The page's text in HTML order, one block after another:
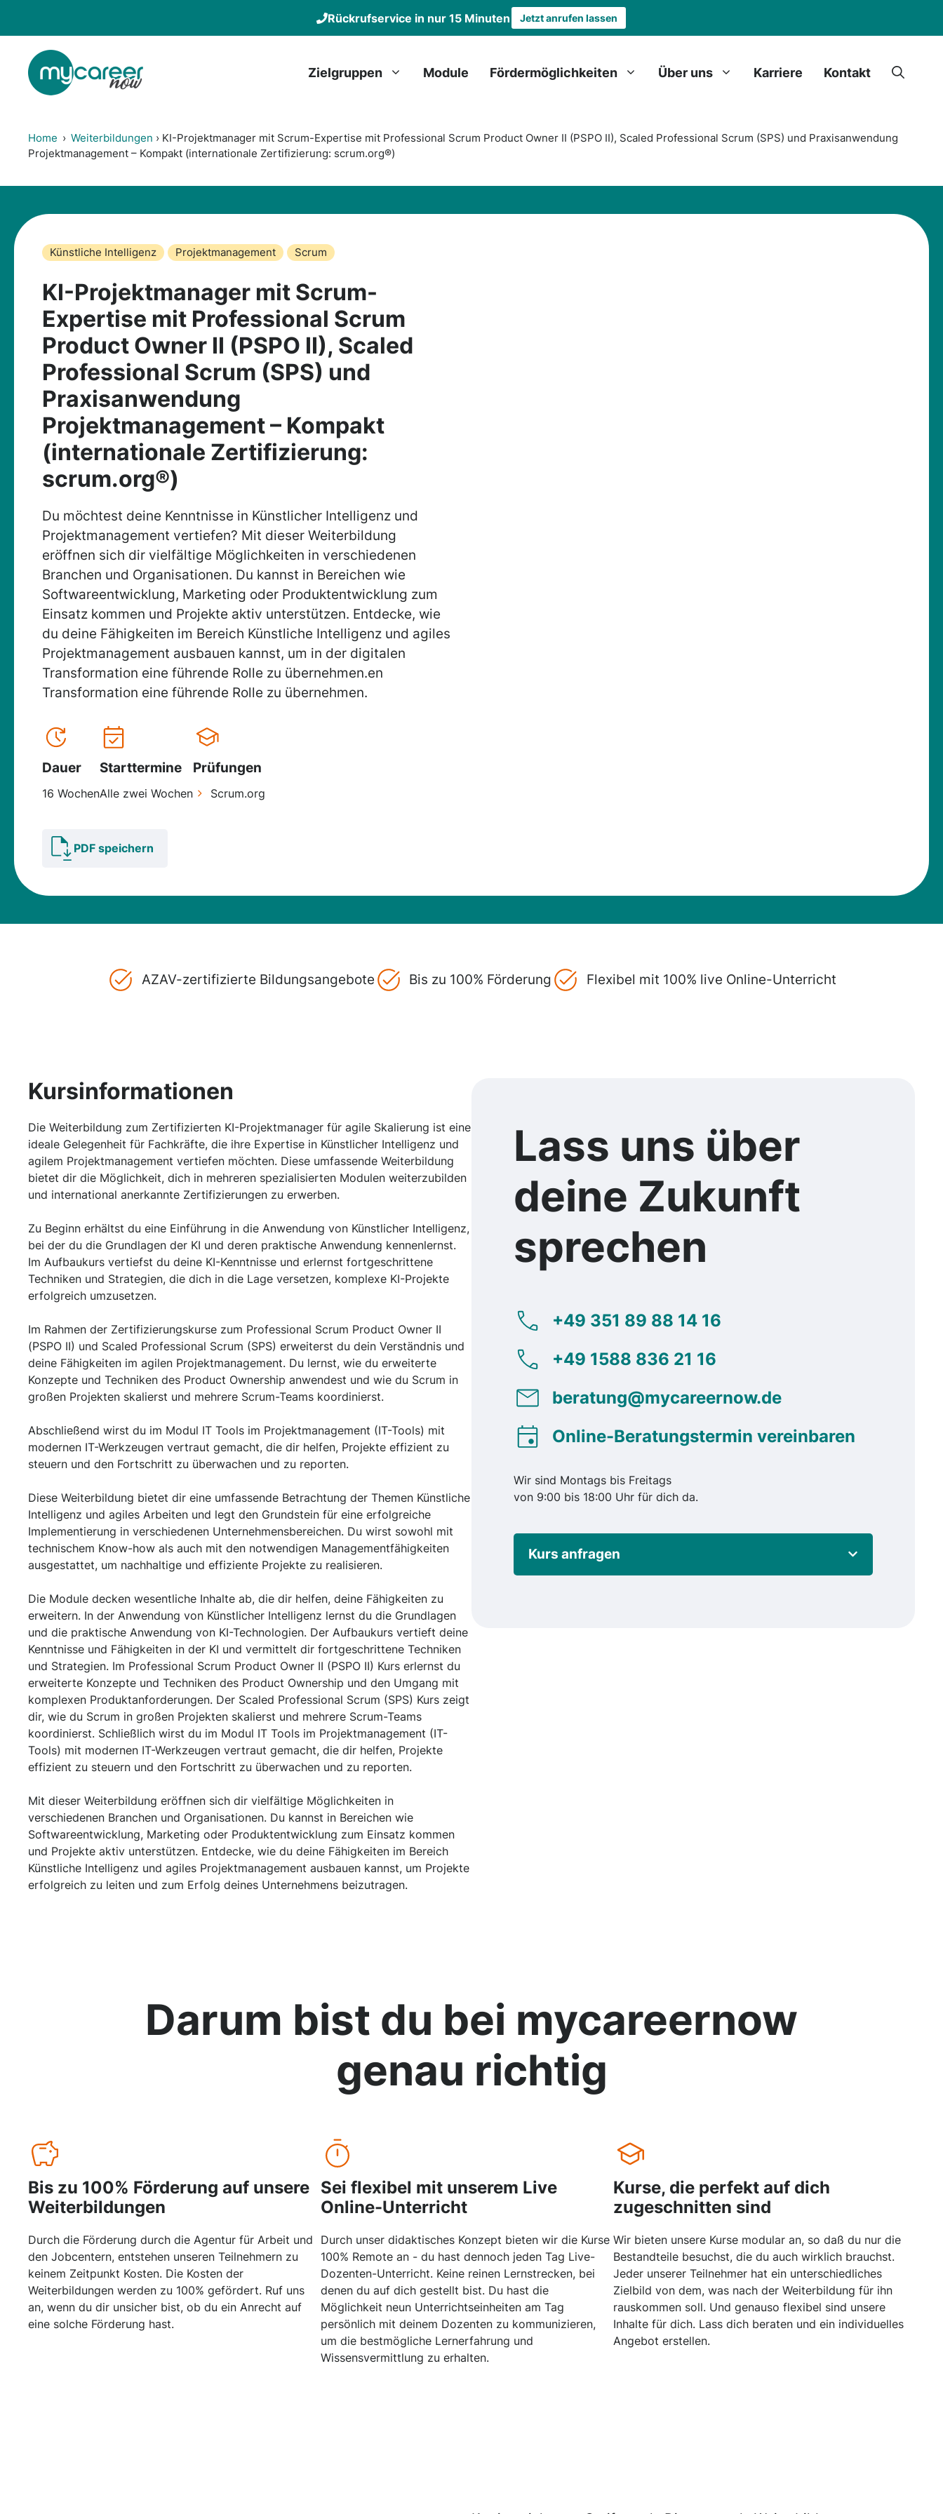
springen
Rückrufservice in nur 15 Minuten Jetzt anrufen lassen
Zielgruppen Module Fördermöglichkeiten Über uns Karriere Kontakt
Home › Weiterbildungen › KI-Projektmanager mit Scrum-Expertise mit Professional Scrum Product Owner II (PSPO II), Scaled Professional Scrum (SPS) und Praxisanwendung
Projektmanagement – Kompakt (internationale Zertifizierung: scrum.org®)
Künstliche Intelligenz Projektmanagement Scrum
KI-Projektmanager mit Scrum-
Expertise mit Professional Scrum
Product Owner II (PSPO II), Scaled
Professional Scrum (SPS) und
Praxisanwendung
Projektmanagement – Kompakt
(internationale Zertifizierung:
scrum.org®)
Du möchtest deine Kenntnisse in Künstlicher Intelligenz und
Projektmanagement vertiefen? Mit dieser Weiterbildung
eröffnen sich dir vielfältige Möglichkeiten in verschiedenen
Branchen und Organisationen. Du kannst in Bereichen wie
Softwareentwicklung, Marketing oder Produktentwicklung zum
Einsatz kommen und Projekte aktiv unterstützen. Entdecke, wie
du deine Fähigkeiten im Bereich Künstliche Intelligenz und agiles
Projektmanagement ausbauen kannst, um in der digitalen
Transformation eine führende Rolle zu übernehmen.en
Transformation eine führende Rolle zu übernehmen.
Dauer
16 Wochen
Starttermine
Alle zwei Wochen
Prüfungen
Scrum.org
PDF speichern
AZAV-zertifizierte Bildungsangebote Bis zu 100% Förderung Flexibel mit 100% live Online-Unterricht
Kursinformationen
Die Weiterbildung zum Zertifizierten KI-Projektmanager für agile Skalierung ist eine
ideale Gelegenheit für Fachkräfte, die ihre Expertise in Künstlicher Intelligenz und
agilem Projektmanagement vertiefen möchten. Diese umfassende Weiterbildung
bietet dir die Möglichkeit, dich in mehreren spezialisierten Modulen weiterzubilden
und international anerkannte Zertifizierungen zu erwerben.
Zu Beginn erhältst du eine Einführung in die Anwendung von Künstlicher Intelligenz,
bei der du die Grundlagen der KI und deren praktische Anwendung kennenlernst.
Im Aufbaukurs vertiefst du deine KI-Kenntnisse und erlernst fortgeschrittene
Techniken und Strategien, die dich in die Lage versetzen, komplexe KI-Projekte
erfolgreich umzusetzen.
Im Rahmen der Zertifizierungskurse zum Professional Scrum Product Owner II
(PSPO II) und Scaled Professional Scrum (SPS) erweiterst du dein Verständnis und
deine Fähigkeiten im agilen Projektmanagement. Du lernst, wie du erweiterte
Konzepte und Techniken des Product Ownership anwendest und wie du Scrum in
großen Projekten skalierst und mehrere Scrum-Teams koordinierst.
Abschließend wirst du im Modul IT Tools im Projektmanagement (IT-Tools) mit
modernen IT-Werkzeugen vertraut gemacht, die dir helfen, Projekte effizient zu
steuern und den Fortschritt zu überwachen und zu reporten.
Diese Weiterbildung bietet dir eine umfassende Betrachtung der Themen Künstliche
Intelligenz und agiles Arbeiten und legt den Grundstein für eine erfolgreiche
Implementierung in verschiedenen Unternehmensbereichen. Du wirst sowohl mit
technischem Know-how als auch mit den notwendigen Managementfähigkeiten
ausgestattet, um nachhaltige und effiziente Projekte zu realisieren.
Die Module decken wesentliche Inhalte ab, die dir helfen, deine Fähigkeiten zu
erweitern. In der Anwendung von Künstlicher Intelligenz lernst du die Grundlagen
und die praktische Anwendung von KI-Technologien. Der Aufbaukurs vertieft deine
Kenntnisse und Fähigkeiten in der KI und vermittelt dir fortgeschrittene Techniken
und Strategien. Im Professional Scrum Product Owner II (PSPO II) Kurs erlernst du
erweiterte Konzepte und Techniken des Product Ownership und den Umgang mit
komplexen Produktanforderungen. Der Scaled Professional Scrum (SPS) Kurs zeigt
dir, wie du Scrum in großen Projekten skalierst und mehrere Scrum-Teams
koordinierst. Schließlich wirst du im Modul IT Tools im Projektmanagement (IT-
Tools) mit modernen IT-Werkzeugen vertraut gemacht, die dir helfen, Projekte
effizient zu steuern und den Fortschritt zu überwachen und zu reporten.
Mit dieser Weiterbildung eröffnen sich dir vielfältige Möglichkeiten in
verschiedenen Branchen und Organisationen. Du kannst in Bereichen wie
Softwareentwicklung, Marketing oder Produktentwicklung zum Einsatz kommen
und Projekte aktiv unterstützen. Entdecke, wie du deine Fähigkeiten im Bereich
Künstliche Intelligenz und agiles Projektmanagement ausbauen kannst, um Projekte
erfolgreich zu leiten und zum Erfolg deines Unternehmens beizutragen.
Lass uns über
deine Zukunft
sprechen
+49 351 89 88 14 16
+49 1588 836 21 16
beratung@mycareernow.de
Online-Beratungstermin vereinbaren
Wir sind Montags bis Freitags
von 9:00 bis 18:00 Uhr für dich da.
Kurs anfragen
Darum bist du bei mycareernow
genau richtig
Bis zu 100% Förderung auf unsere
Weiterbildungen
Durch die Förderung durch die Agentur für Arbeit und
den Jobcentern, entstehen unseren Teilnehmern zu
keinem Zeitpunkt Kosten. Die Kosten der
Weiterbildungen werden zu 100% gefördert. Ruf uns
an, wenn du dir unsicher bist, ob du ein Anrecht auf
eine solche Förderung hast.
Sei flexibel mit unserem Live
Online-Unterricht
Durch unser didaktisches Konzept bieten wir die Kurse
100% Remote an - du hast dennoch jeden Tag Live-
Dozenten-Unterricht. Keine reinen Lernstrecken, bei
denen du auf dich gestellt bist. Du hast die
Möglichkeit neun Unterrichtseinheiten am Tag
persönlich mit deinem Dozenten zu kommunizieren,
um die bestmögliche Lernerfahrung und
Wissensvermittlung zu erhalten.
Kurse, die perfekt auf dich
zugeschnitten sind
Wir bieten unsere Kurse modular an, so daß du nur die
Bestandteile besuchst, die du auch wirklich brauchst.
Jeder unserer Teilnehmer hat ein unterschiedliches
Zielbild von dem, was nach der Weiterbildung für ihn
rauskommen soll. Und genauso flexibel sind unsere
Inhalte für dich. Lass dich beraten und ein individuelles
Angebot erstellen.